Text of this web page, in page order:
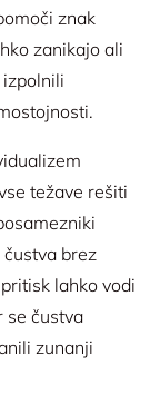
znak
zanikajo ali
težave rešiti
brez
lahko vodi
se čustva
zunanji